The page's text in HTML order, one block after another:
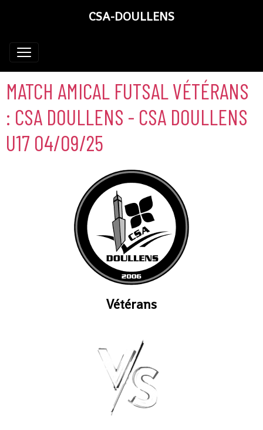
CSA-DOULLENS
MATCH AMICAL FUTSAL VÉTÉRANS
: CSA DOULLENS - CSA DOULLENS
U17 04/09/25
Vétérans